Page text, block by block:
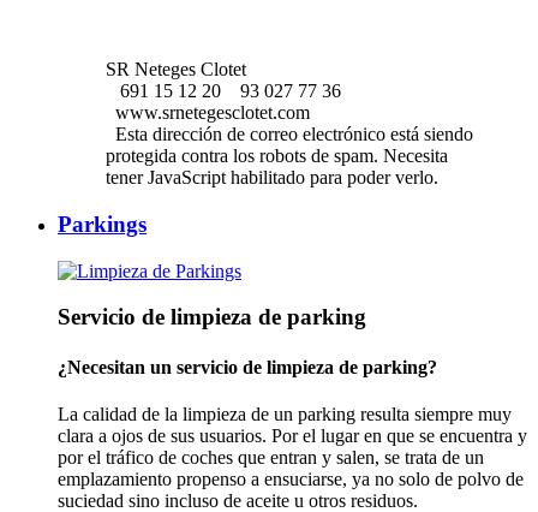
SR Neteges Clotet
691 15 12 20
93 027 77 36
www.srnetegesclotet.com
Esta dirección de correo electrónico está siendo
protegida contra los robots de spam. Necesita
tener JavaScript habilitado para poder verlo.
Parkings
Servicio de limpieza de parking
¿Necesitan un servicio de limpieza de parking?
La calidad de la limpieza de un parking resulta siempre muy
clara a ojos de sus usuarios. Por el lugar en que se encuentra y
por el tráfico de coches que entran y salen, se trata de un
emplazamiento propenso a ensuciarse, ya no solo de polvo de
suciedad sino incluso de aceite u otros residuos.